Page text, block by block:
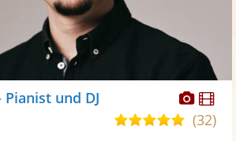
und DJ
5,0(32)